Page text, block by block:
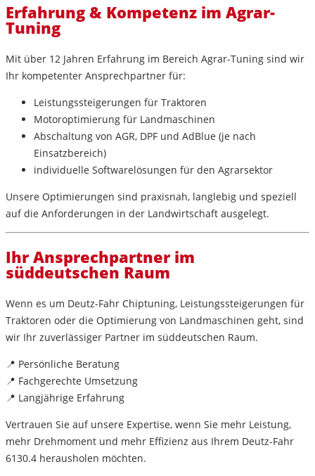
Erfahrung & Kompetenz im Agrar-
Tuning
Mit über 12 Jahren Erfahrung im Bereich Agrar-Tuning sind wir
Ihr kompetenter Ansprechpartner für:
Leistungssteigerungen für Traktoren
Motoroptimierung für Landmaschinen
Abschaltung von AGR, DPF und AdBlue (je nach
Einsatzbereich)
individuelle Softwarelösungen für den Agrarsektor
Unsere Optimierungen sind praxisnah, langlebig und speziell
auf die Anforderungen in der Landwirtschaft ausgelegt.
Ihr Ansprechpartner im
süddeutschen Raum
Wenn es um Deutz-Fahr Chiptuning, Leistungssteigerungen für
Traktoren oder die Optimierung von Landmaschinen geht, sind
wir Ihr zuverlässiger Partner im süddeutschen Raum.
📍 Persönliche Beratung
📍 Fachgerechte Umsetzung
📍 Langjährige Erfahrung
Vertrauen Sie auf unsere Expertise, wenn Sie mehr Leistung,
mehr Drehmoment und mehr Effizienz aus Ihrem Deutz-Fahr
6130.4 herausholen möchten.